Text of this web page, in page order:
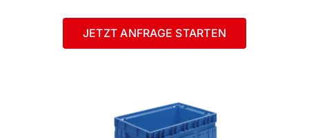
JETZT ANFRAGE STARTEN